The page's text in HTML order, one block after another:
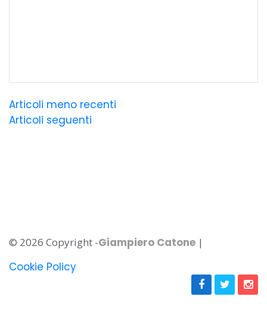
Navigazione
Articoli meno recenti
Articoli seguenti
© 2026 Copyright -Giampiero Catone |
Cookie Policy